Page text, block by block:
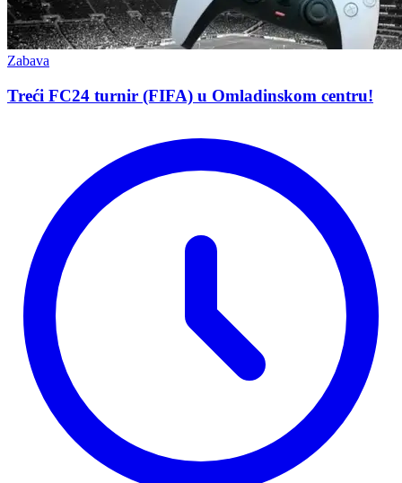
Zabava
Treći FC24 turnir (FIFA) u Omladinskom centru!